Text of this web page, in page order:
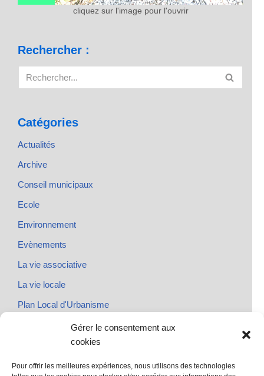
Gérer le consentement aux
cookies
Pour offrir les meilleures expériences, nous utilisons des technologies
cliquez sur l'image pour l'ouvrir
Rechercher :
Catégories
Actualités
Archive
Conseil municipaux
Ecole
Environnement
Evènements
La vie associative
La vie locale
Plan Local d'Urbanisme